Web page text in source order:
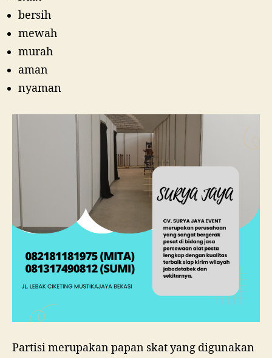
bersih
mewah
murah
aman
nyaman
Partisi merupakan papan skat yang digunakan